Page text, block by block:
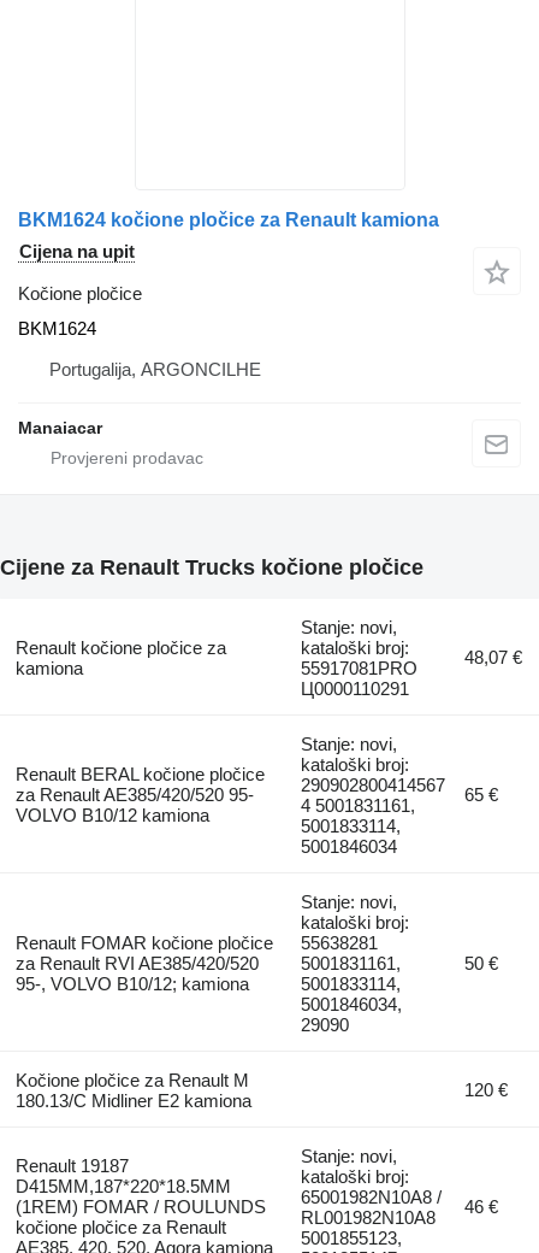
BKM1624 kočione pločice za Renault kamiona
Cijena na upit
Kočione pločice
BKM1624
Portugalija, ARGONCILHE
Manaiacar
Cijene za Renault Trucks kočione pločice
Renault kočione pločice za
kamiona
Stanje: novi,
kataloški broj:
55917081PRO
Ц0000110291
48,07 €
Renault BERAL kočione pločice
za Renault AE385/420/520 95-
VOLVO B10/12 kamiona
Stanje: novi,
kataloški broj:
290902800414567
4 5001831161,
5001833114,
5001846034
65 €
Renault FOMAR kočione pločice
za Renault RVI AE385/420/520
95-, VOLVO B10/12; kamiona
Stanje: novi,
kataloški broj:
55638281
5001831161,
5001833114,
5001846034,
29090
50 €
Kočione pločice za Renault M
180.13/C Midliner E2 kamiona
120 €
Renault 19187
D415MM,187*220*18.5MM
(1REM) FOMAR / ROULUNDS
kočione pločice za Renault
AE385, 420, 520, Agora kamiona
Stanje: novi,
kataloški broj:
65001982N10A8 /
RL001982N10A8
5001855123,
46 €